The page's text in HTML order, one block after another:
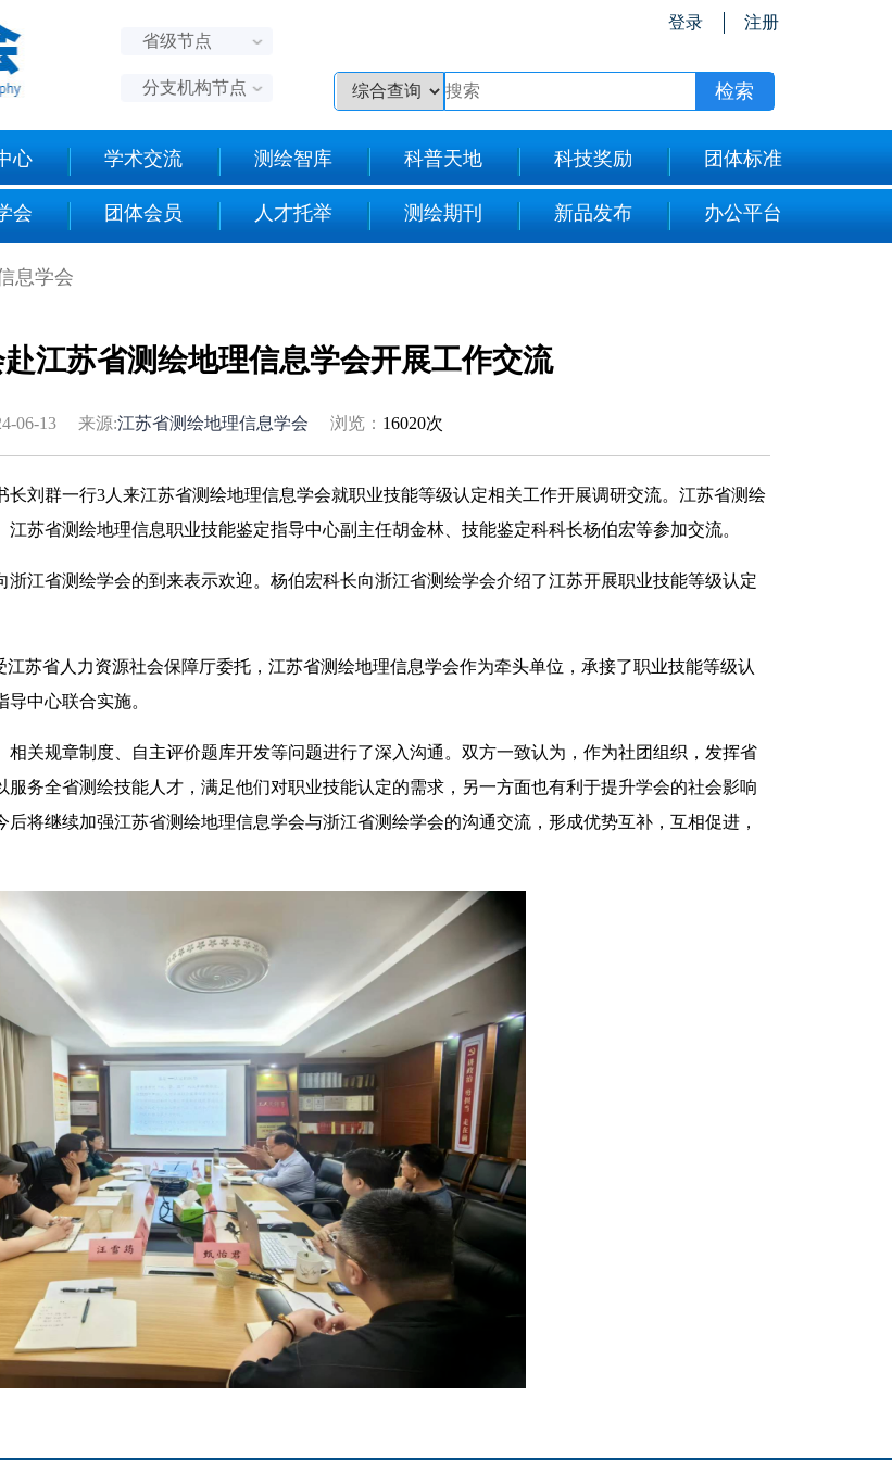
省级节点
分支机构节点
登录 注册
心 学术交流 测绘智库 科普天地 科技奖励 团体标准
会 团体会员 人才托举 测绘期刊 新品发布 办公平台
息学会
江苏省测绘地理信息学会开展工作交流
06-13 来源:江苏省测绘地理信息学会 浏览： 16020次
刘群一行3人来江苏省测绘地理信息学会就职业技能等级认定相关工作开展调研交流。江苏省测绘
苏省测绘地理信息职业技能鉴定指导中心副主任胡金林、技能鉴定科科长杨伯宏等参加交流。
江省测绘学会的到来表示欢迎。杨伯宏科长向浙江省测绘学会介绍了江苏开展职业技能等级认定
江苏省人力资源社会保障厅委托，江苏省测绘地理信息学会作为牵头单位，承接了职业技能等级认
中心联合实施。
关规章制度、自主评价题库开发等问题进行了深入沟通。双方一致认为，作为社团组织，发挥省
务全省测绘技能人才，满足他们对职业技能认定的需求，另一方面也有利于提升学会的社会影响
将继续加强江苏省测绘地理信息学会与浙江省测绘学会的沟通交流，形成优势互补，互相促进，